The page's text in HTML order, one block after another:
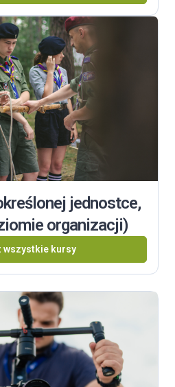
jednostce,
organizacji)
wszystkie kursy